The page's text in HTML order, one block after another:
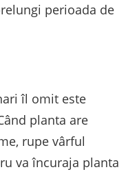
perioada de
îl omit este
planta are
rupe vârful
va încuraja planta